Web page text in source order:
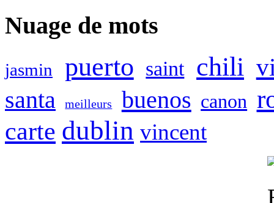
Nuage de mots
jasmin puerto saint chili
santa meilleurs buenos canon
carte dublin vincent